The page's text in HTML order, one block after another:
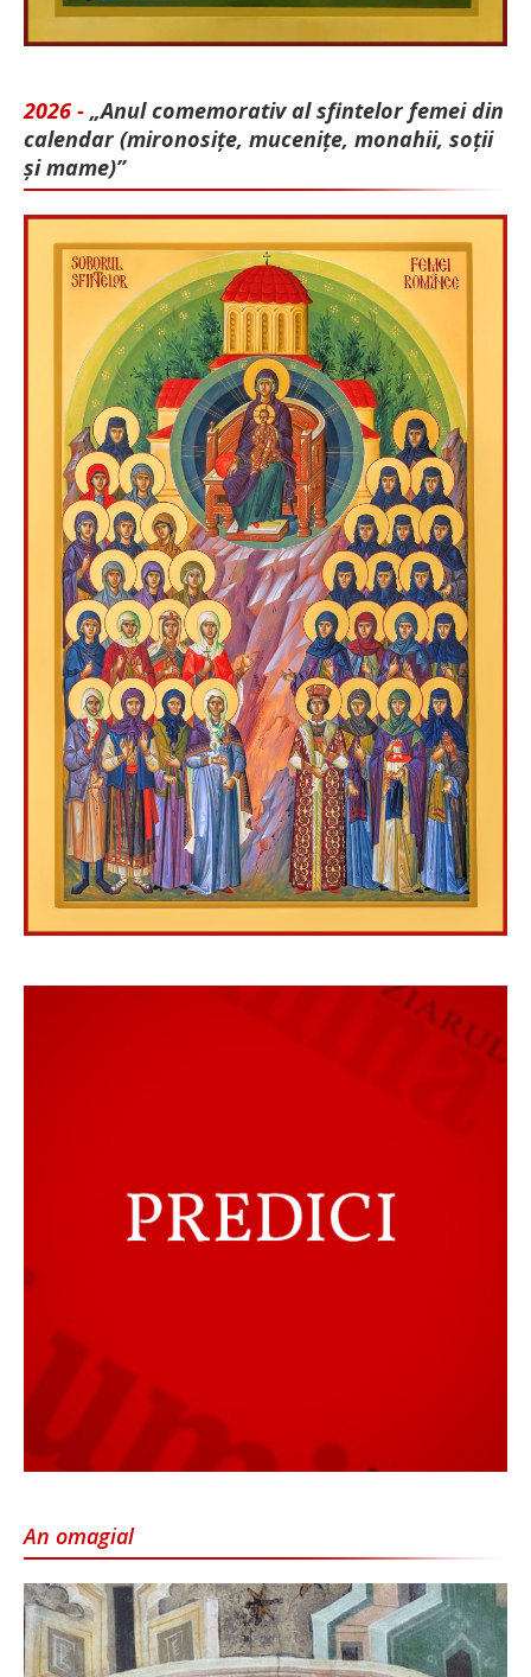
2026 - „Anul comemorativ al sfintelor femei din
calendar (mironosițe, mu­cenițe, monahii, soții
și mame)”
An omagial